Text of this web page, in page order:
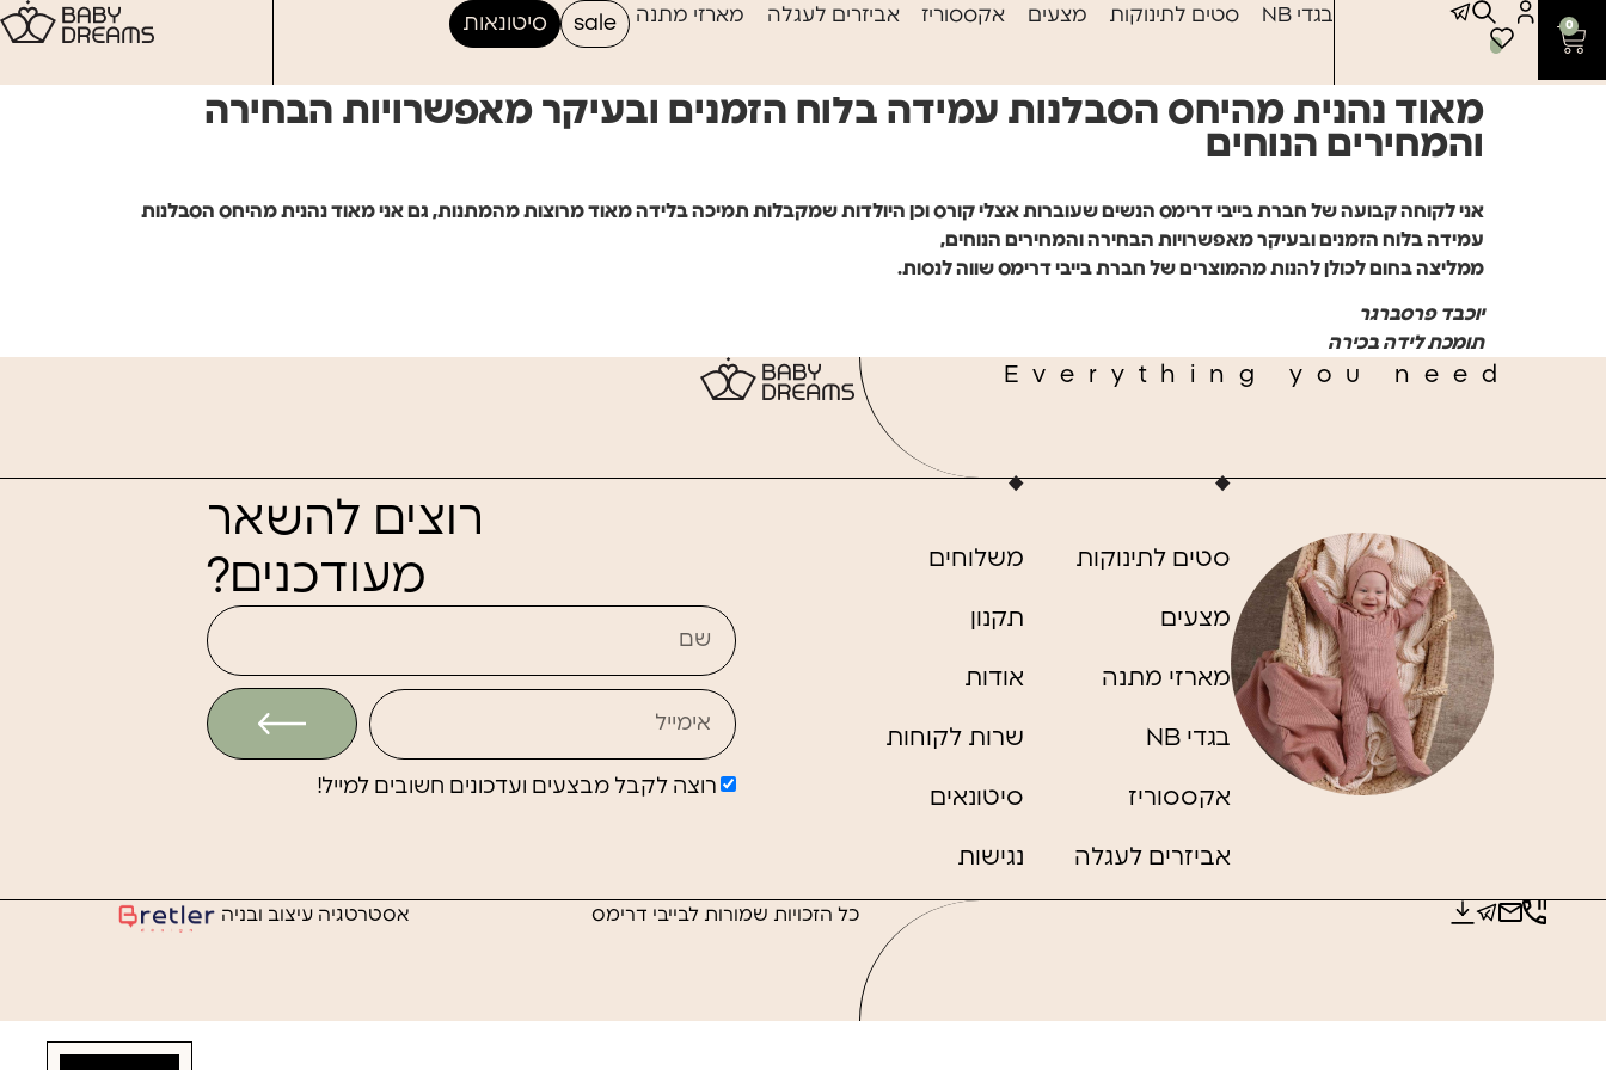
לתוכן
0 בגדי NB סטים לתינוקות מצעים אקססוריז אביזרים לעגלה מארזי מתנה sale סיטונאות
מאוד נהנית מהיחס הסבלנות עמידה בלוח הזמנים ובעיקר מאפשרויות הבחירה
והמחירים הנוחים
אני לקוחה קבועה של חברת בייבי דרימס הנשים שעוברות אצלי קורס וכן היולדות שמקבלות תמיכה בלידה מאוד מרוצות מהמתנות, גם אני מאוד נהנית מהיחס הסבלנות
עמידה בלוח הזמנים ובעיקר מאפשרויות הבחירה והמחירים הנוחים,
ממליצה בחום לכולן להנות מהמוצרים של חברת בייבי דרימס שווה לנסות.
יוכבד פרסברגר
תומכת לידה בכירה
Everything you need
סטים לתינוקות
מצעים
מארזי מתנה
בגדי NB
אקססוריז
אביזרים לעגלה
משלוחים
תקנון
אודות
שרות לקוחות
סיטונאים
נגישות
רוצים להשאר
מעודכנים?
רוצה לקבל מבצעים ועדכונים חשובים למייל!
כל הזכויות שמורות לבייבי דרימס אסטרטגיה עיצוב ובניה